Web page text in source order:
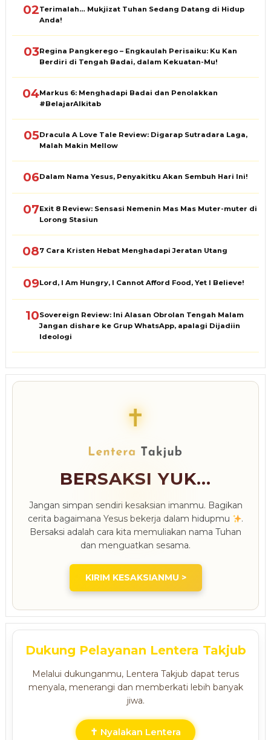
02Terimalah… Mukjizat Tuhan Sedang Datang di Hidup
Anda!
03Regina Pangkerego – Engkaulah Perisaiku: Ku Kan
Berdiri di Tengah Badai, dalam Kekuatan-Mu!
04Markus 6: Menghadapi Badai dan Penolakkan
#BelajarAlkitab
05Dracula A Love Tale Review: Digarap Sutradara Laga,
Malah Makin Mellow
06Dalam Nama Yesus, Penyakitku Akan Sembuh Hari Ini!
07Exit 8 Review: Sensasi Nemenin Mas Mas Muter-muter di
Lorong Stasiun
087 Cara Kristen Hebat Menghadapi Jeratan Utang
09Lord, I Am Hungry, I Cannot Afford Food, Yet I Believe!
10Sovereign Review: Ini Alasan Obrolan Tengah Malam
Jangan dishare ke Grup WhatsApp, apalagi Dijadiin
Ideologi
✝
BERSAKSI YUK...
Jangan simpan sendiri kesaksian imanmu. Bagikan
cerita bagaimana Yesus bekerja dalam hidupmu
.
Bersaksi adalah cara kita memuliakan nama Tuhan
dan menguatkan sesama.
KIRIM KESAKSIANMU >
Dukung Pelayanan Lentera Takjub
Melalui dukunganmu, Lentera Takjub dapat terus
menyala, menerangi dan memberkati lebih banyak
jiwa.
✝ Nyalakan Lentera